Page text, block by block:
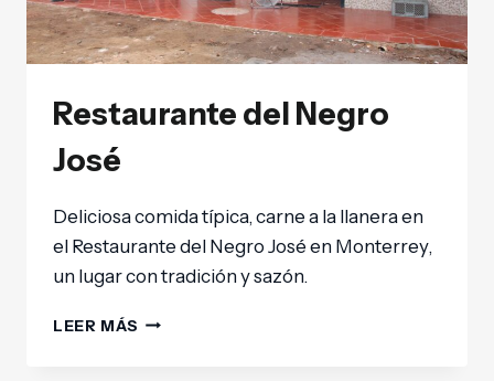
Restaurante del Negro
José
Deliciosa comida típica, carne a la llanera en
el Restaurante del Negro José en Monterrey,
un lugar con tradición y sazón.
LEER MÁS